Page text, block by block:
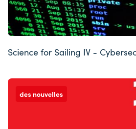
Science for Sailing IV -
des nouvelles